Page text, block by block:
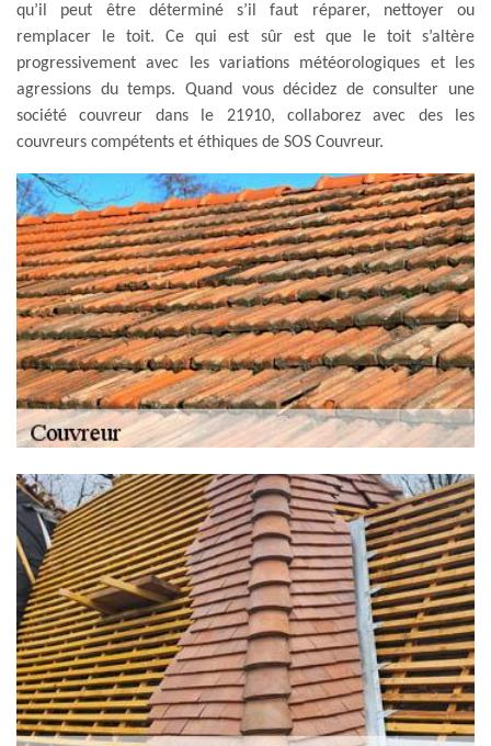
qu’il peut être déterminé s’il faut réparer, nettoyer ou
remplacer le toit. Ce qui est sûr est que le toit s’altère
progressivement avec les variations météorologiques et les
agressions du temps. Quand vous décidez de consulter une
société couvreur dans le 21910, collaborez avec des les
couvreurs compétents et éthiques de SOS Couvreur.